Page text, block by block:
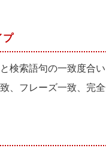
プ
検索語句の一致度合い
、フレーズ一致、完